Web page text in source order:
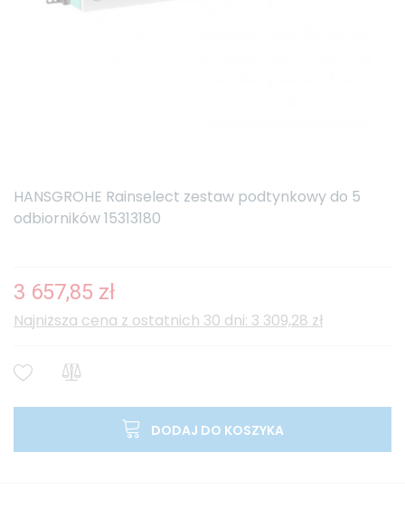
HANSGROHE Rainselect zestaw podtynkowy do 5
odbiorników 15313180
3 657,85 zł
Najniższa cena z ostatnich 30 dni: 3 309,28 zł
DODAJ DO KOSZYKA